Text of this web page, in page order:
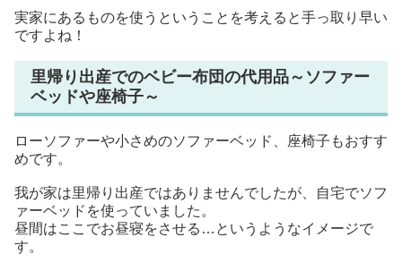
実家にあるものを使うということを考えると手っ取り早い
ですよね！
里帰り出産でのベビー布団の代用品～ソファー
ベッドや座椅子～
ローソファーや小さめのソファーベッド、座椅子もおすす
めです。
我が家は里帰り出産ではありませんでしたが、自宅でソフ
ァーベッドを使っていました。
昼間はここでお昼寝をさせる…というようなイメージで
す。